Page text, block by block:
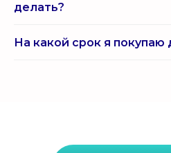
делать?
На какой срок я покупаю